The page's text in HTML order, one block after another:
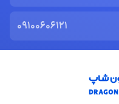
09100606121